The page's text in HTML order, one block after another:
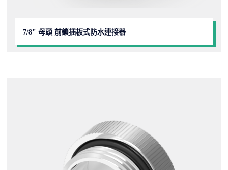
7/8" 母頭 前鎖插板式防水連接器